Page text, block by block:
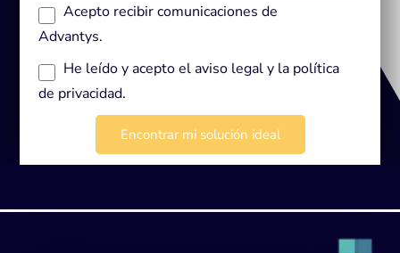
Acepto recibir comunicaciones de
Advantys.
He leído y acepto elaviso legaly la política
de privacidad.